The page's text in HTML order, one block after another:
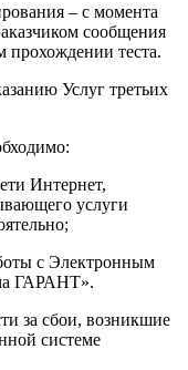
– с момента
сообщения
прохождении теста.
Услуг третьих
Интернет,
услуги
с Электронным
ГАРАНТ».
за сбои, возникшие
системе